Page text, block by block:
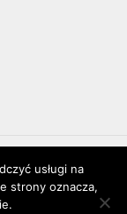
stasiousługi na
strony oznacza,